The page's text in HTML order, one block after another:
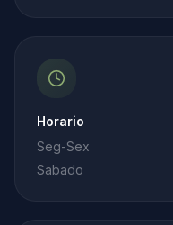
Horario
Seg-Sex
Sabado